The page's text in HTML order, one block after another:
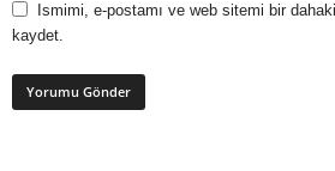
Ismimi, e-postamı ve web sitemi bir
kaydet.